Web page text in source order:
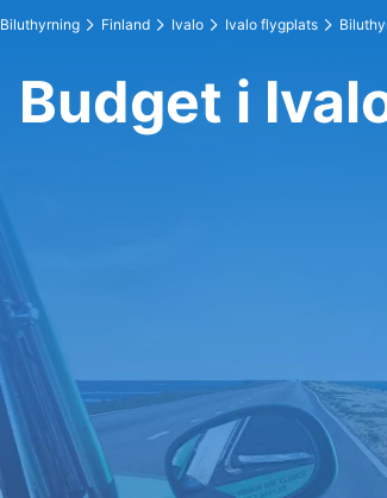
Biluthyrning Finland Ivalo Ivalo flygplats
Budget i